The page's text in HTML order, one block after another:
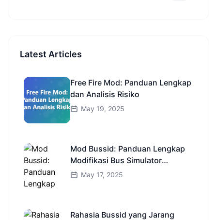
Latest Articles
Free Fire Mod: Panduan Lengkap
dan Analisis Risiko
May 19, 2025
Mod Bussid: Panduan Lengkap
Modifikasi Bus Simulator
Indonesia
May 17, 2025
Rahasia Bussid yang Jarang